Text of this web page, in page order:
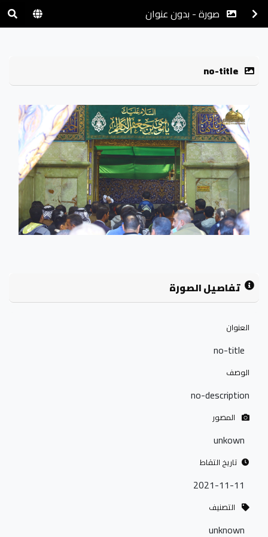
صورة - بدون عنوان
no-title
تفاصيل الصورة
العنوان
no-title
الوصف
no-description
المصور
unkown
تاريخ التقاط
2021-11-11
التصنيف
unknown